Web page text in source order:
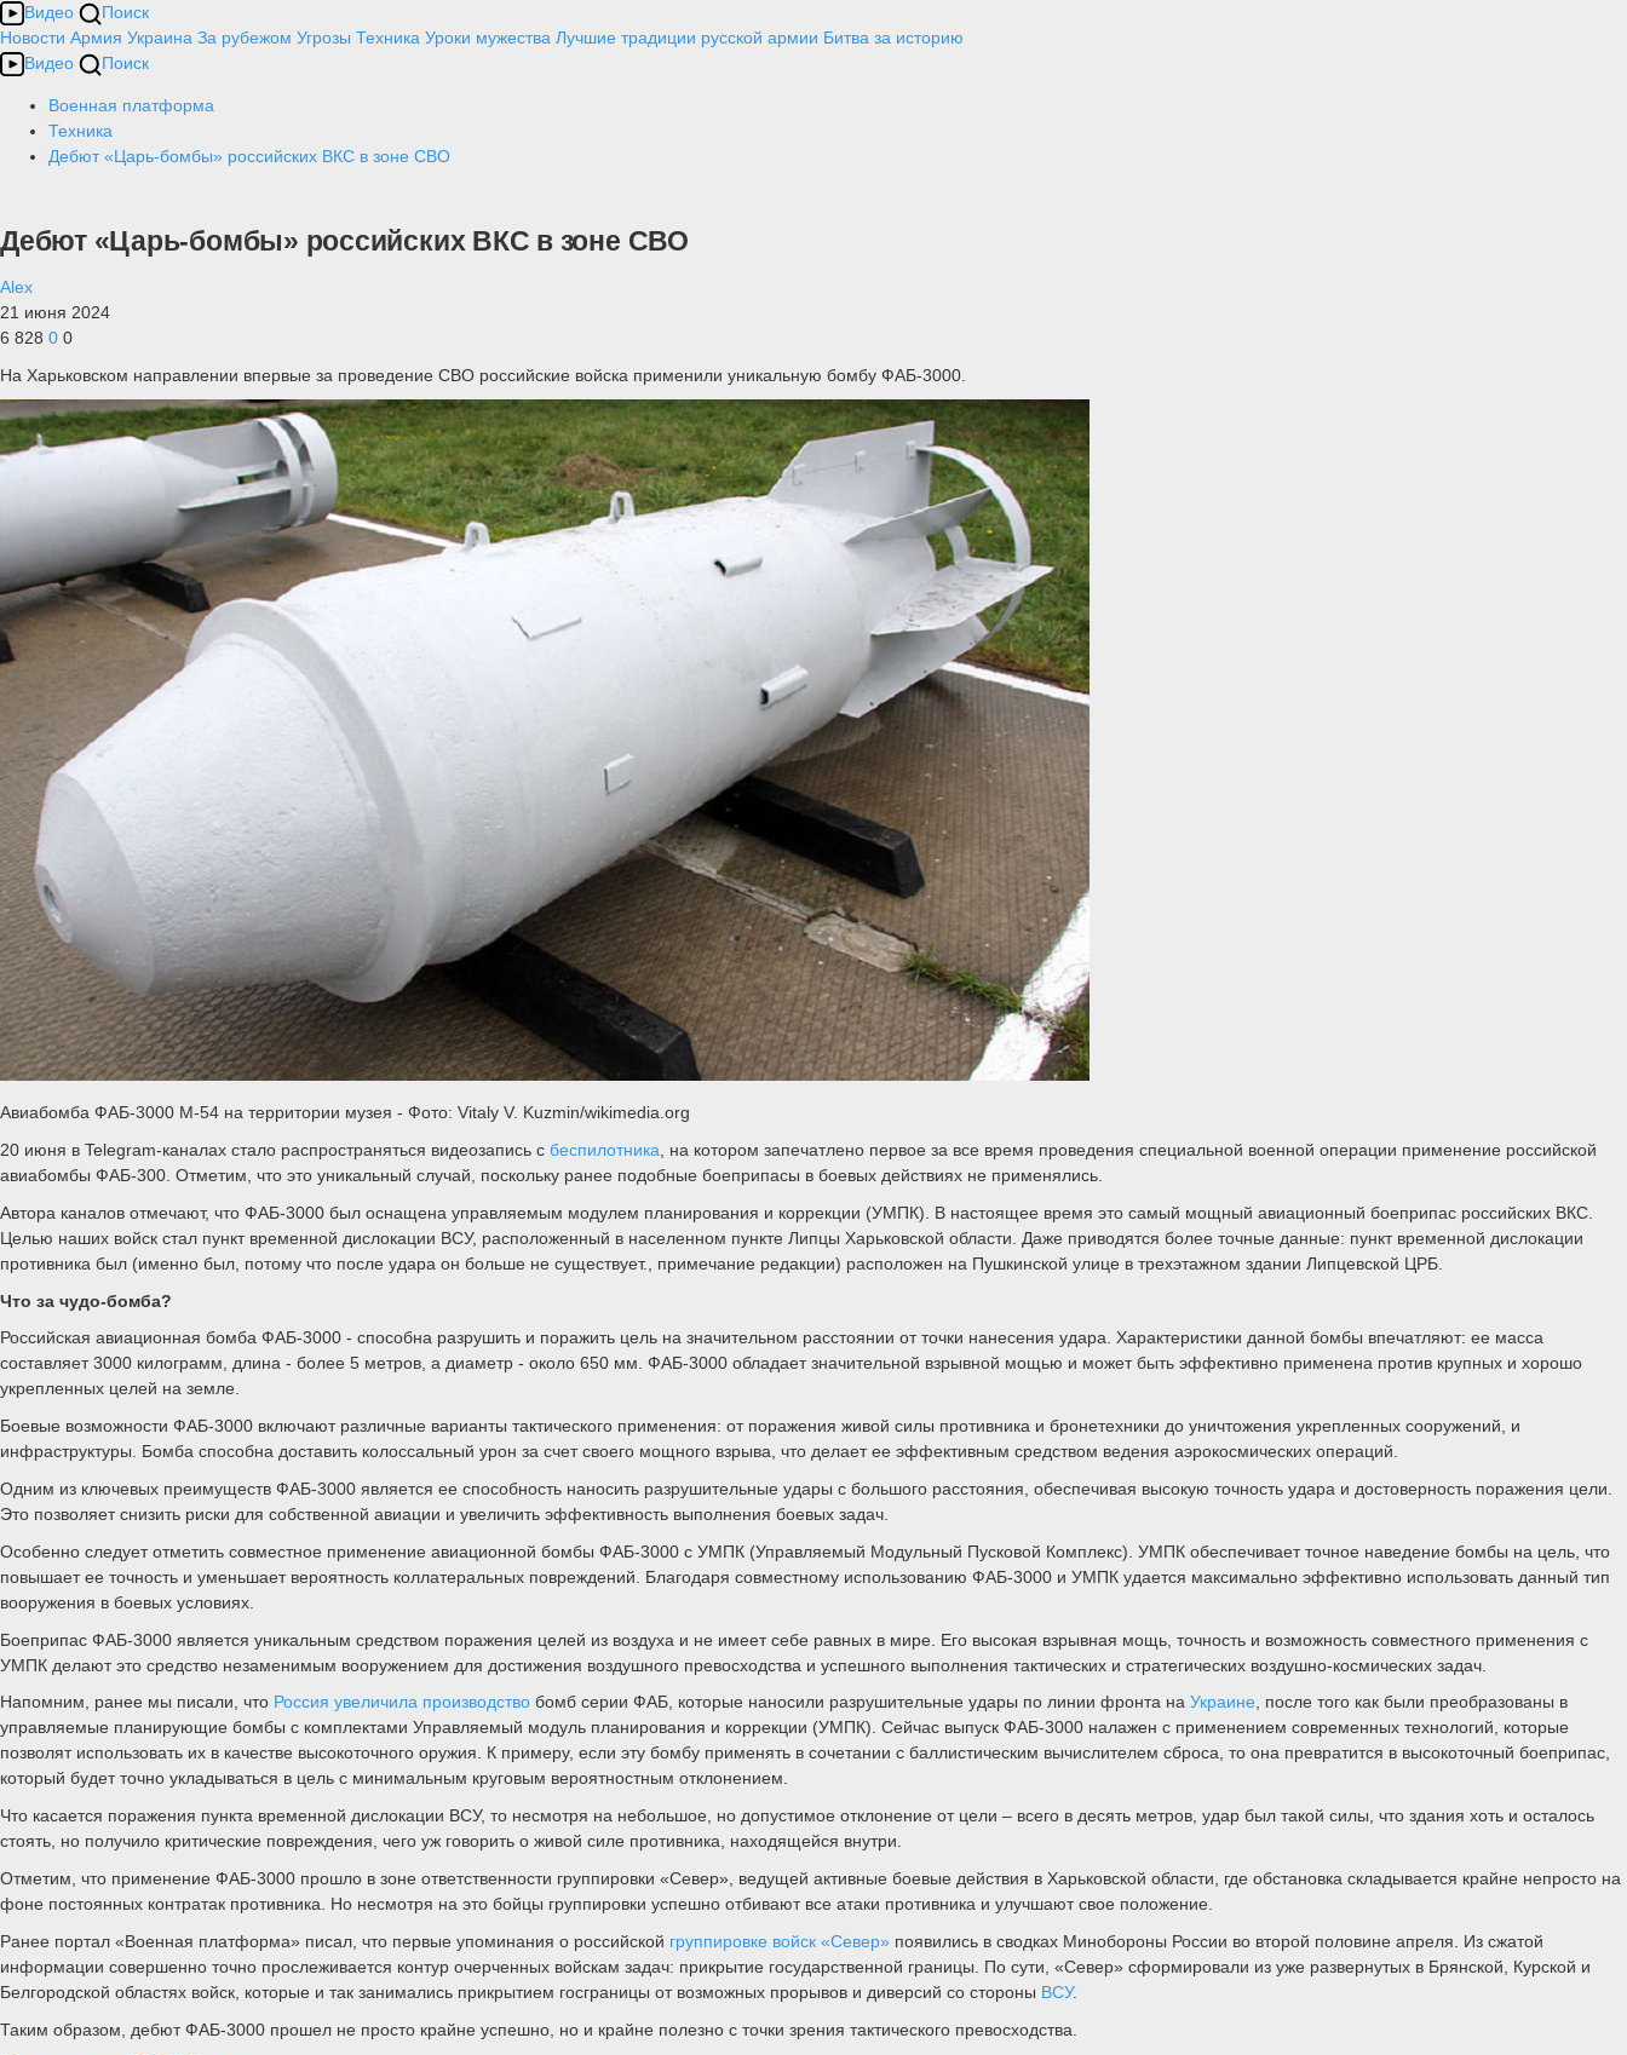
Видео
Поиск
Новости Армия Украина За рубежом Угрозы Техника Уроки мужества Лучшие традиции русской армии Битва за историю
Видео
Поиск
Военная платформа
Техника
Дебют «Царь-бомбы» российских ВКС в зоне СВО
Дебют «Царь-бомбы» российских ВКС в зоне СВО
Alex
21 июня 2024
6 828 0 0
На Харьковском направлении впервые за проведение СВО российские войска применили уникальную бомбу ФАБ-3000.
Авиабомба ФАБ-3000 М-54 на территории музея - Фото: Vitaly V. Kuzmin/wikimedia.org
20 июня в Telegram-каналах стало распространяться видеозапись с беспилотника , на котором запечатлено первое за все время проведения специальной военной операции применение российской
авиабомбы ФАБ-300. Отметим, что это уникальный случай, поскольку ранее подобные боеприпасы в боевых действиях не применялись.
Автора каналов отмечают, что ФАБ-3000 был оснащена управляемым модулем планирования и коррекции (УМПК). В настоящее время это самый мощный авиационный боеприпас российских ВКС.
Целью наших войск стал пункт временной дислокации ВСУ, расположенный в населенном пункте Липцы Харьковской области. Даже приводятся более точные данные: пункт временной дислокации
противника был (именно был, потому что после удара он больше не существует., примечание редакции) расположен на Пушкинской улице в трехэтажном здании Липцевской ЦРБ.
Что за чудо-бомба?
Российская авиационная бомба ФАБ-3000 - способна разрушить и поражить цель на значительном расстоянии от точки нанесения удара. Характеристики данной бомбы впечатляют: ее масса
составляет 3000 килограмм, длина - более 5 метров, а диаметр - около 650 мм. ФАБ-3000 обладает значительной взрывной мощью и может быть эффективно применена против крупных и хорошо
укрепленных целей на земле.
Боевые возможности ФАБ-3000 включают различные варианты тактического применения: от поражения живой силы противника и бронетехники до уничтожения укрепленных сооружений, и
инфраструктуры. Бомба способна доставить колоссальный урон за счет своего мощного взрыва, что делает ее эффективным средством ведения аэрокосмических операций.
Одним из ключевых преимуществ ФАБ-3000 является ее способность наносить разрушительные удары с большого расстояния, обеспечивая высокую точность удара и достоверность поражения цели.
Это позволяет снизить риски для собственной авиации и увеличить эффективность выполнения боевых задач.
Особенно следует отметить совместное применение авиационной бомбы ФАБ-3000 с УМПК (Управляемый Модульный Пусковой Комплекс). УМПК обеспечивает точное наведение бомбы на цель, что
повышает ее точность и уменьшает вероятность коллатеральных повреждений. Благодаря совместному использованию ФАБ-3000 и УМПК удается максимально эффективно использовать данный тип
вооружения в боевых условиях.
Боеприпас ФАБ-3000 является уникальным средством поражения целей из воздуха и не имеет себе равных в мире. Его высокая взрывная мощь, точность и возможность совместного применения с
УМПК делают это средство незаменимым вооружением для достижения воздушного превосходства и успешного выполнения тактических и стратегических воздушно-космических задач.
Напомним, ранее мы писали, что Россия увеличила производство бомб серии ФАБ, которые наносили разрушительные удары по линии фронта на Украине, после того как были преобразованы в
управляемые планирующие бомбы с комплектами Управляемый модуль планирования и коррекции (УМПК). Сейчас выпуск ФАБ-3000 налажен с применением современных технологий, которые
позволят использовать их в качестве высокоточного оружия. К примеру, если эту бомбу применять в сочетании с баллистическим вычислителем сброса, то она превратится в высокоточный боеприпас,
который будет точно укладываться в цель с минимальным круговым вероятностным отклонением.
Что касается поражения пункта временной дислокации ВСУ, то несмотря на небольшое, но допустимое отклонение от цели – всего в десять метров, удар был такой силы, что здания хоть и осталось
стоять, но получило критические повреждения, чего уж говорить о живой силе противника, находящейся внутри.
Отметим, что применение ФАБ-3000 прошло в зоне ответственности группировки «Север», ведущей активные боевые действия в Харьковской области, где обстановка складывается крайне непросто на
фоне постоянных контратак противника. Но несмотря на это бойцы группировки успешно отбивают все атаки противника и улучшают свое положение.
Ранее портал «Военная платформа» писал, что первые упоминания о российской группировке войск «Север» появились в сводках Минобороны России во второй половине апреля. Из сжатой
информации совершенно точно прослеживается контур очерченных войскам задач: прикрытие государственной границы. По сути, «Север» сформировали из уже развернутых в Брянской, Курской и
Белгородской областях войск, которые и так занимались прикрытием госграницы от возможных прорывов и диверсий со стороны ВСУ.
Таким образом, дебют ФАБ-3000 прошел не просто крайне успешно, но и крайне полезно с точки зрения тактического превосходства.